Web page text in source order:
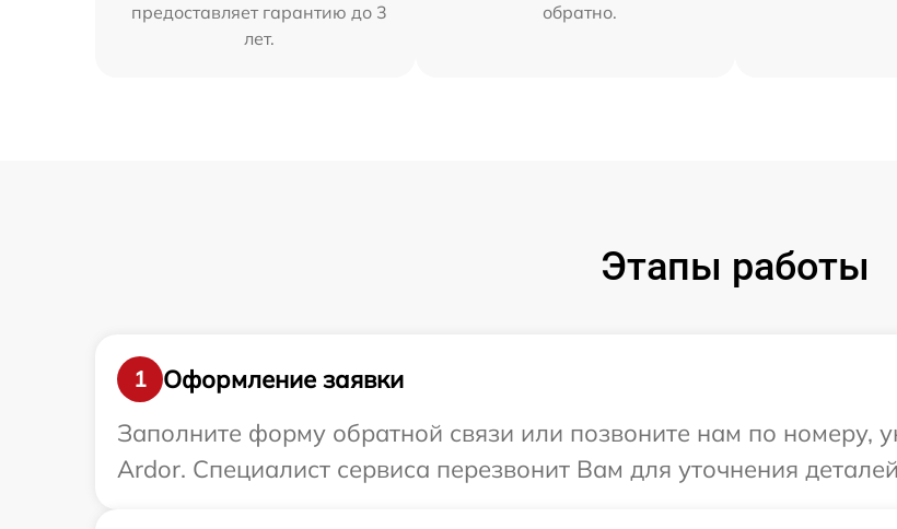
предоставляет гарантию до 3
лет.
обратно.
Этапы работы
1
Оформление заявки
Заполните форму обратной связи или позвоните нам по номеру,
Ardor. Специалист сервиса перезвонит Вам для уточнения